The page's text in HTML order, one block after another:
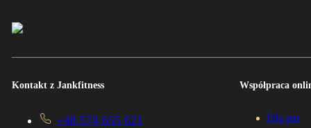
Kontakt z Jankfitness
+48 574 655 621
Współpraca
Dla par